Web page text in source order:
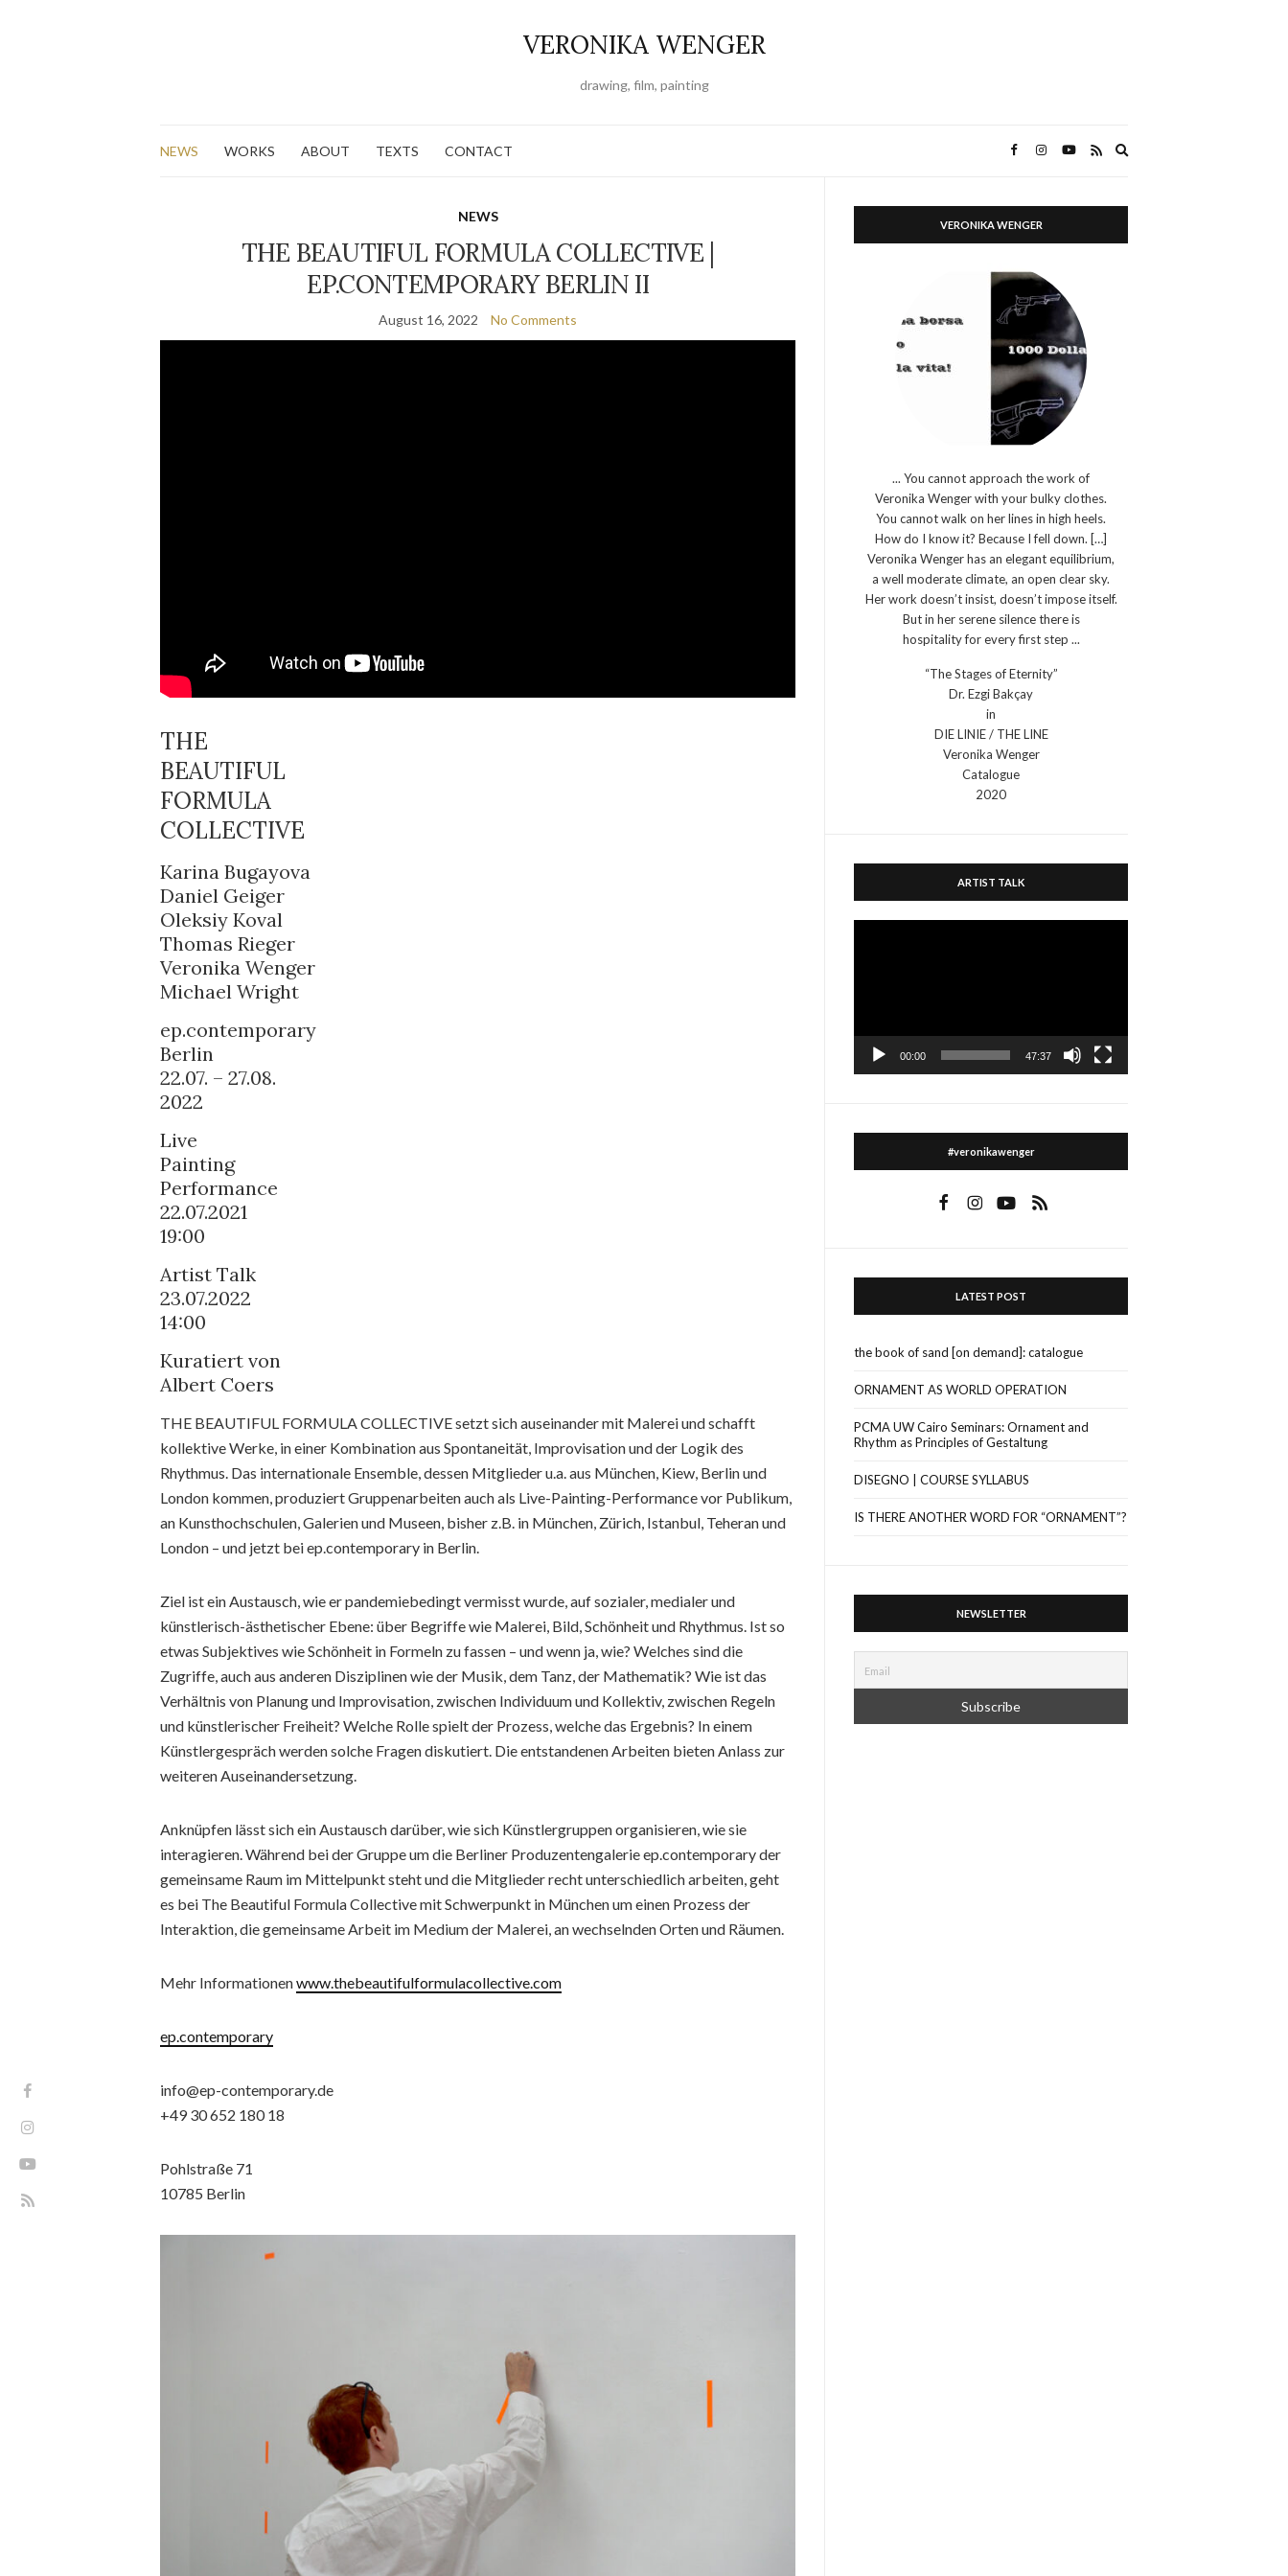
VERONIKA WENGER
drawing, film, painting
NEWS WORKS ABOUT TEXTS CONTACT
NEWS
THE BEAUTIFUL FORMULA COLLECTIVE |
EP.CONTEMPORARY BERLIN II
August 16, 2022 No Comments
THE
BEAUTIFUL
FORMULA
COLLECTIVE
Karina Bugayova
Daniel Geiger
Oleksiy Koval
Thomas Rieger
Veronika Wenger
Michael Wright
ep.contemporary
Berlin
22.07. – 27.08.
2022
Live
Painting
Performance
22.07.2021
19:00
Artist Talk
23.07.2022
14:00
Kuratiert von
Albert Coers
THE BEAUTIFUL FORMULA COLLECTIVE setzt sich auseinander mit Malerei und schafft
kollektive Werke, in einer Kombination aus Spontaneität, Improvisation und der Logik des
Rhythmus. Das internationale Ensemble, dessen Mitglieder u.a. aus München, Kiew, Berlin und
London kommen, produziert Gruppenarbeiten auch als Live-Painting-Performance vor Publikum,
an Kunsthochschulen, Galerien und Museen, bisher z.B. in München, Zürich, Istanbul, Teheran und
London – und jetzt bei ep.contemporary in Berlin.
Ziel ist ein Austausch, wie er pandemiebedingt vermisst wurde, auf sozialer, medialer und
künstlerisch-ästhetischer Ebene: über Begriffe wie Malerei, Bild, Schönheit und Rhythmus. Ist so
etwas Subjektives wie Schönheit in Formeln zu fassen – und wenn ja, wie? Welches sind die
Zugriffe, auch aus anderen Disziplinen wie der Musik, dem Tanz, der Mathematik? Wie ist das
Verhältnis von Planung und Improvisation, zwischen Individuum und Kollektiv, zwischen Regeln
und künstlerischer Freiheit? Welche Rolle spielt der Prozess, welche das Ergebnis? In einem
Künstlergespräch werden solche Fragen diskutiert. Die entstandenen Arbeiten bieten Anlass zur
weiteren Auseinandersetzung.
Anknüpfen lässt sich ein Austausch darüber, wie sich Künstlergruppen organisieren, wie sie
interagieren. Während bei der Gruppe um die Berliner Produzentengalerie ep.contemporary der
gemeinsame Raum im Mittelpunkt steht und die Mitglieder recht unterschiedlich arbeiten, geht
es bei The Beautiful Formula Collective mit Schwerpunkt in München um einen Prozess der
Interaktion, die gemeinsame Arbeit im Medium der Malerei, an wechselnden Orten und Räumen.
Mehr Informationenwww.thebeautifulformulacollective.com
ep.contemporary
info@ep-contemporary.de
+49 30 652 180 18
Pohlstraße 71
10785 Berlin
VERONIKA WENGER
... You cannot approach the work of
Veronika Wenger with your bulky clothes.
You cannot walk on her lines in high heels.
How do I know it? Because I fell down. […]
Veronika Wenger has an elegant equilibrium,
a well moderate climate, an open clear sky.
Her work doesn’t insist, doesn’t impose itself.
But in her serene silence there is
hospitality for every first step ...
“The Stages of Eternity”
Dr. Ezgi Bakçay
in
DIE LINIE / THE LINE
Veronika Wenger
Catalogue
2020
ARTIST TALK
00:00 47:37
#veronikawenger
LATEST POST
the book of sand [on demand]: catalogue
ORNAMENT AS WORLD OPERATION
PCMA UW Cairo Seminars: Ornament and
Rhythm as Principles of Gestaltung
DISEGNO | COURSE SYLLABUS
IS THERE ANOTHER WORD FOR “ORNAMENT”?
NEWSLETTER